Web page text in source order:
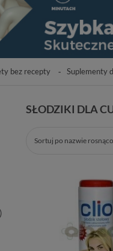
bez recepty Suplementy
SŁODZIKI DLA
Sortuj po nazwie rosnąco